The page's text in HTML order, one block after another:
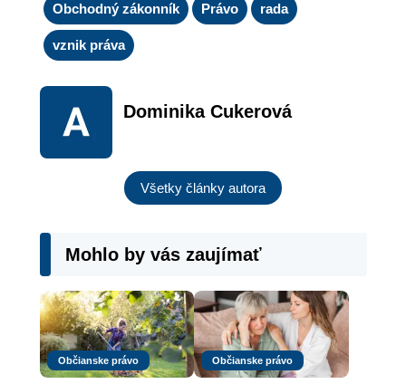
Obchodný zákonník Právo rada
vznik práva
Dominika Cukerová
Všetky články autora
Mohlo by vás zaujímať
Občianske právo Občianske právo